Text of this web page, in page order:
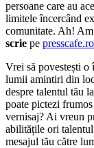
persoane care au
limitele încercând
comunitate. Ah!
scrie pe presscafe.ro
Vrei să povestești o
lumii amintiri din
despre talentul tău
poate pictezi
vernisaj? Ai vreun
abilitățile ori
mesajul tău către